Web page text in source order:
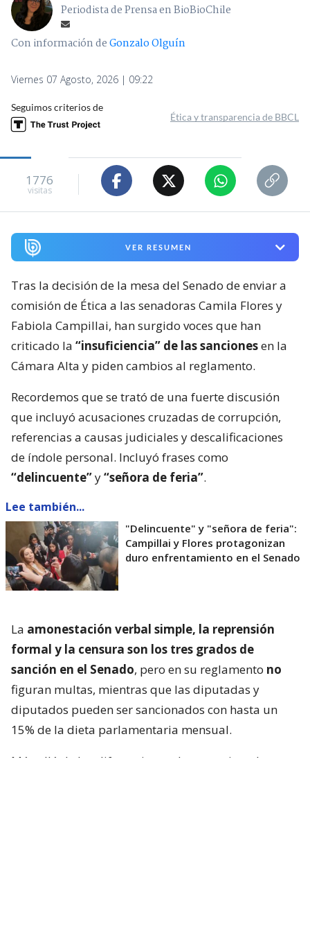
Periodista de Prensa en BioBioChile
Con información deGonzalo Olguín
Viernes 07 Agosto, 2026 | 09:22
Seguimos criterios de
Ética y transparencia de BBCL
1776
visitas
VER RESUMEN
Tras la decisión de la mesa del Senado de enviar a
comisión de Ética a las senadoras Camila Flores y
Fabiola Campillai, han surgido voces que han
criticado la “insuficiencia” de las sancionesen la
Cámara Alta y piden cambios al reglamento.
Recordemos que se trató de una fuerte discusión
que incluyó acusaciones cruzadas de corrupción,
referencias a causas judiciales y descalificaciones
de índole personal. Incluyó frases como
“delincuente”y“señora de feria”.
Lee también...
"Delincuente" y "señora de feria":
Campillai y Flores protagonizan
duro enfrentamiento en el Senado
La amonestación verbal simple, la reprensión
formal y la censura son los tres grados de
sanción en el Senado, pero en su reglamento no
figuran multas, mientras que las diputadas y
diputados pueden ser sancionados con hasta un
15% de la dieta parlamentaria mensual.
Más allá de las diferencias reglamentarias, el caso